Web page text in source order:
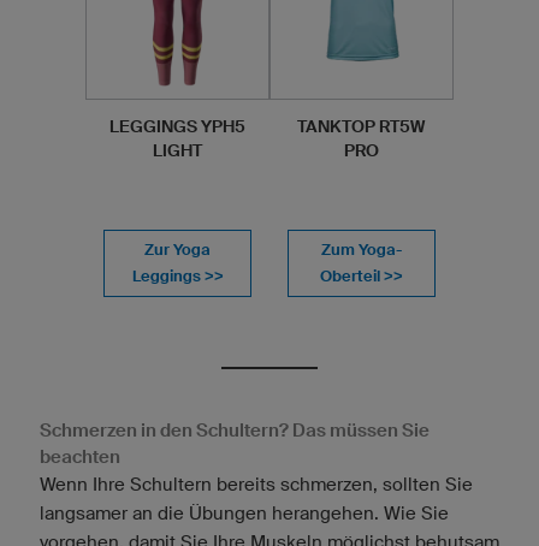
LEGGINGS YPH5
LIGHT
Zur Yoga
Leggings >>
TANKTOP RT5W
PRO
Zum Yoga-
Oberteil >>
Schmerzen in den Schultern? Das müssen Sie
beachten
Wenn Ihre Schultern bereits schmerzen, sollten Sie
langsamer an die Übungen herangehen. Wie Sie
vorgehen, damit Sie Ihre Muskeln möglichst behutsam